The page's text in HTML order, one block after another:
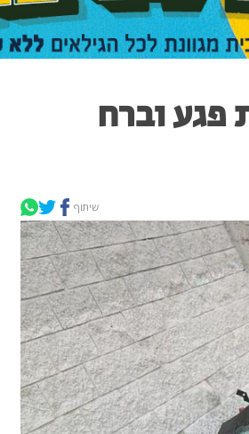
פגע וברח
שיתוף